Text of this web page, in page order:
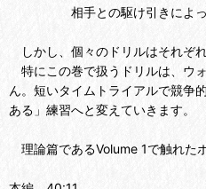
相手との駆け引きによって
しかし、個々のドリルはそれぞ
特にこの巻で扱うドリルは、ウ
ん。短いタイムトライアルで競争
ある」練習へと変えていきます。
理論篇であるVolume 1で触れた